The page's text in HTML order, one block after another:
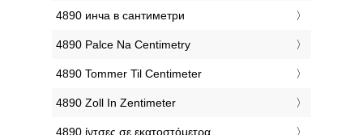
‎4890 инча в сантиметри
‎4890 Palce Na Centimetry
‎4890 Tommer Til Centimeter
‎4890 Zoll In Zentimeter
‎4890 ίντσες σε εκατοστόμετρα